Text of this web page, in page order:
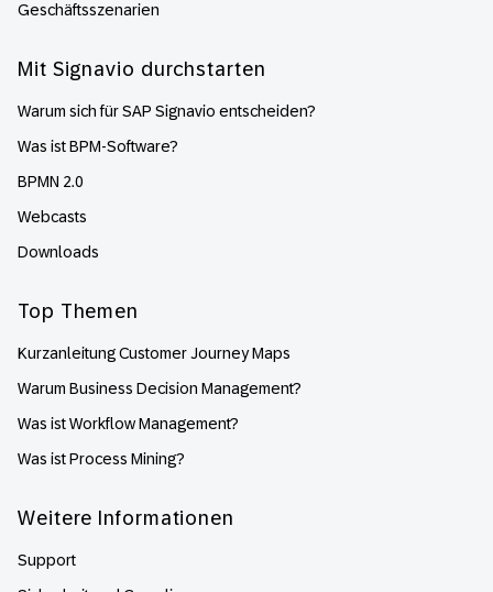
Geschäftsszenarien
Mit Signavio durchstarten
Warum sich für SAP Signavio entscheiden?
Was ist BPM-Software?
BPMN 2.0
Webcasts
Downloads
Top Themen
Kurzanleitung Customer Journey Maps
Warum Business Decision Management?
Was ist Workflow Management?
Was ist Process Mining?
Weitere Informationen
Support